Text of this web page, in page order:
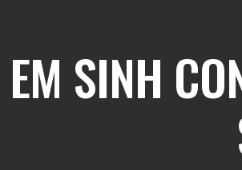
EM SINH